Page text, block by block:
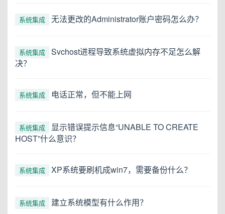
系统集成 无法更改的Administrator账户密码怎么办？
系统集成
Svchost进程导致系统虚拟内存不足怎么解
决？
系统集成 电话正常，但不能上网
系统集成
显示错误提示信息“UNABLE TO CREATE
HOST”什么意识？
系统集成 XP系统要刷机成win7，需要备份什么？
系统集成 建立系统模型有什么作用？